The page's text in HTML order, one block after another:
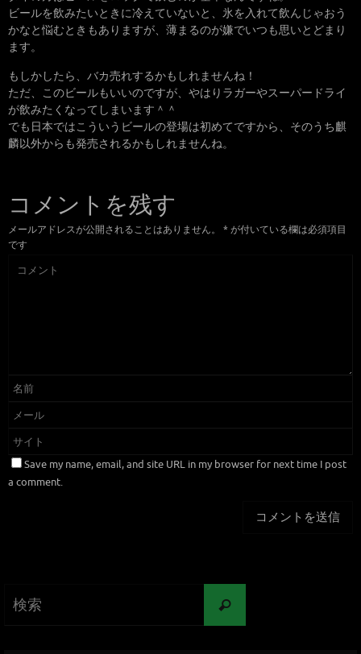
ビールを飲みたいときに冷えていないと、氷を入れて飲んじゃおう
かなと悩むときもありますが、薄まるのが嫌でいつも思いとどまり
ます。
もしかしたら、バカ売れするかもしれませんね！
ただ、このビールもいいのですが、やはりラガーやスーパードライ
が飲みたくなってしまいます＾＾
でも日本ではこういうビールの登場は初めてですから、そのうち麒
麟以外からも発売されるかもしれませんね。
コメントを残す
メールアドレスが公開されることはありません。 * が付いている欄は必須項目
です
Save my name, email, and site URL in my browser for next time I post
a comment.